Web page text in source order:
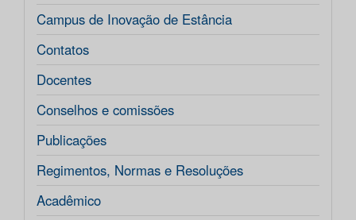
Campus de Inovação de Estância
Contatos
Docentes
Conselhos e comissões
Publicações
Regimentos, Normas e Resoluções
Acadêmico